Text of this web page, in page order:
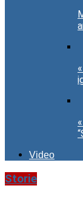
Video
Storie